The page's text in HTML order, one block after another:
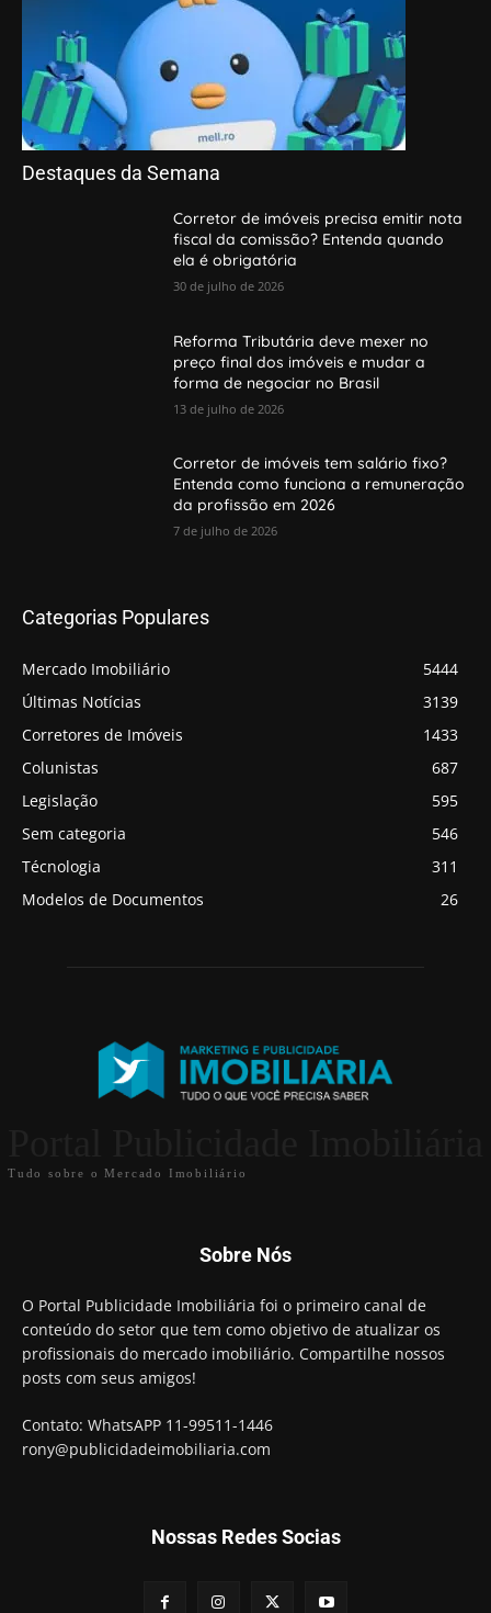
Destaques da Semana
Corretor de imóveis precisa emitir nota
fiscal da comissão? Entenda quando
ela é obrigatória
30 de julho de 2026
Reforma Tributária deve mexer no
preço final dos imóveis e mudar a
forma de negociar no Brasil
13 de julho de 2026
Corretor de imóveis tem salário fixo?
Entenda como funciona a remuneração
da profissão em 2026
7 de julho de 2026
Categorias Populares
Mercado Imobiliário
5444
Últimas Notícias
3139
Corretores de Imóveis
1433
Colunistas
687
Legislação
595
Sem categoria
546
Técnologia
311
Modelos de Documentos
26
Tudo sobre o Mercado Imobiliário
Sobre Nós
O Portal Publicidade Imobiliária foi o primeiro canal de
conteúdo do setor que tem como objetivo de atualizar os
profissionais do mercado imobiliário. Compartilhe nossos
posts com seus amigos!
Contato: WhatsAPP 11-99511-1446
rony@publicidadeimobiliaria.com
Nossas Redes Socias